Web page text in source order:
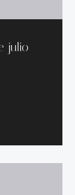
julio